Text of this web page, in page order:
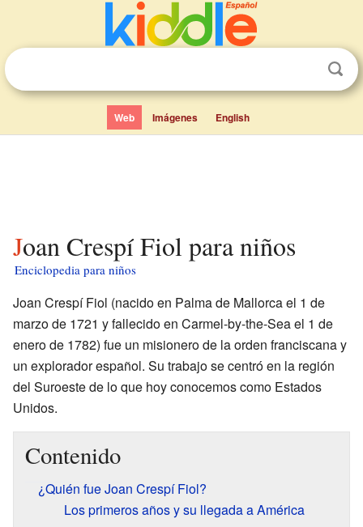
Web Imágenes English
Joan Crespí Fiol para niños
Enciclopedia para niños
Joan Crespí Fiol (nacido en Palma de Mallorca el 1 de
marzo de 1721 y fallecido en Carmel-by-the-Sea el 1 de
enero de 1782) fue un misionero de la orden franciscana y
un explorador español. Su trabajo se centró en la región
del Suroeste de lo que hoy conocemos como Estados
Unidos.
Contenido
¿Quién fue Joan Crespí Fiol?
Los primeros años y su llegada a América